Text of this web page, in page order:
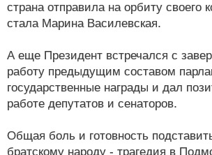
страна отправила на орбиту своего
стала Марина Василевская.
А еще Президент встречался с
работу предыдущим составом
государственные награды и дал
работе депутатов и сенаторов.
Общая боль и готовность
братскому народу - трагедия в